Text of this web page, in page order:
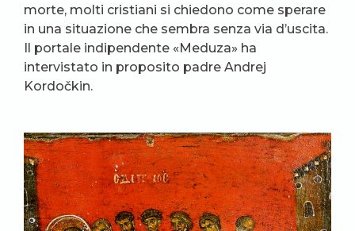
morte, molti cristiani si chiedono come sperare
in una situazione che sembra senza via d’uscita.
Il portale indipendente «Meduza» ha
intervistato in proposito padre Andrej
Kordočkin.